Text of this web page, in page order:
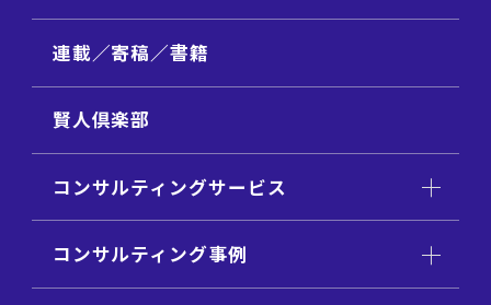
連載／寄稿／書籍
賢人倶楽部
コンサルティングサービス
コンサルティング事例